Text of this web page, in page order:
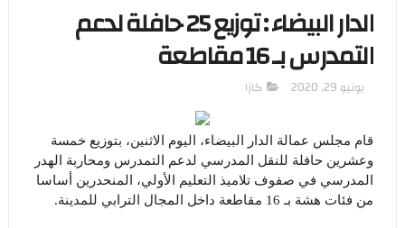
الدار البيضاء : توزيع 25 حافلة لدعم
التمدرس بـ 16 مقاطعة
يونيو 29, 2020 كازا
قام مجلس عمالة الدار البيضاء، اليوم الاثنين، بتوزيع خمسة
وعشرين حافلة للنقل المدرسي لدعم التمدرس ومحاربة الهدر
المدرسي في صفوف تلاميذ التعليم الأولي، المنحدرين أساسا
من فئات هشة بـ 16 مقاطعة داخل المجال الترابي للمدينة.